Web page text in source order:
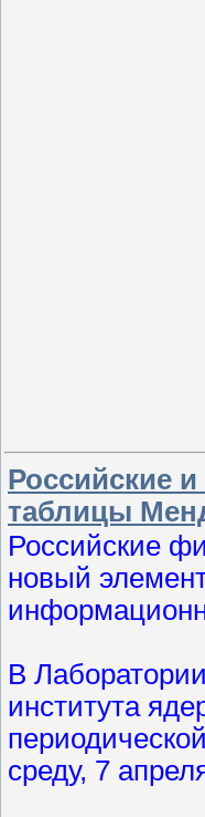
Российские
таблицы
Российские
новый
В
института
среду, 7